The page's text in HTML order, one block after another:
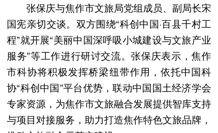
张保庆与焦作市文旅局党组成员、副局长宋
国宪亲切交谈。双方围绕“科创中国·百县千村工
程”就开展“美丽中国深呼吸小城建设与文旅产业
服务”等工作进行研讨交流。张保庆表示，焦作
市科协将积极发挥桥梁纽带作用，依托中国科
协“科创中国”平台优势，联动中国国土经济学会
专家资源，为焦作市文旅融合发展提供智库支持
与项目对接服务，助力打造焦作特色文旅品牌，